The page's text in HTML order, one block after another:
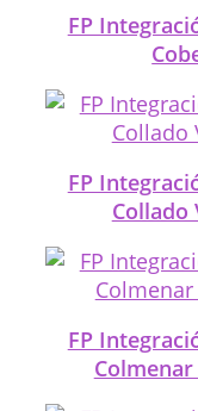
FP
FP
Collado
FP